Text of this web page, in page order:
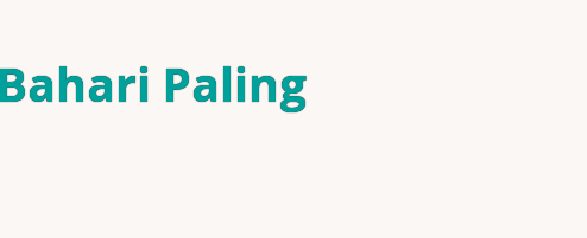
Paling